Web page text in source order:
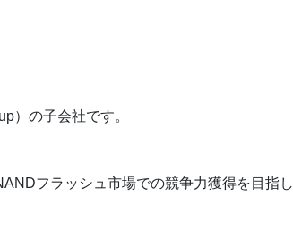
）の子会社です。
フラッシュ市場での競争力獲得を目指し